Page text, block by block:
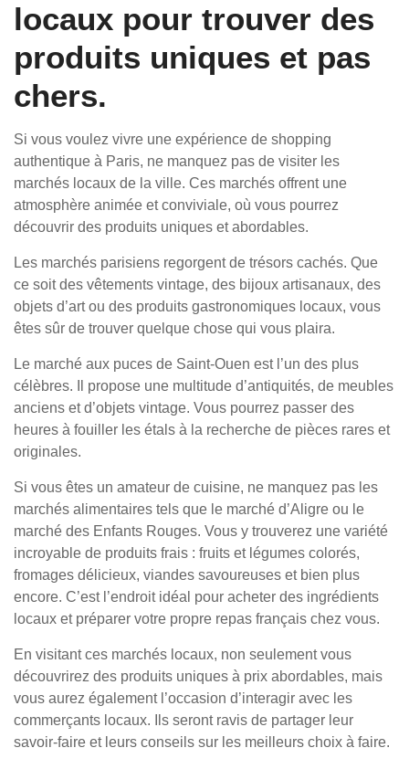
locaux pour trouver des
produits uniques et pas
chers.
Si vous voulez vivre une expérience de shopping
authentique à Paris, ne manquez pas de visiter les
marchés locaux de la ville. Ces marchés offrent une
atmosphère animée et conviviale, où vous pourrez
découvrir des produits uniques et abordables.
Les marchés parisiens regorgent de trésors cachés. Que
ce soit des vêtements vintage, des bijoux artisanaux, des
objets d’art ou des produits gastronomiques locaux, vous
êtes sûr de trouver quelque chose qui vous plaira.
Le marché aux puces de Saint-Ouen est l’un des plus
célèbres. Il propose une multitude d’antiquités, de meubles
anciens et d’objets vintage. Vous pourrez passer des
heures à fouiller les étals à la recherche de pièces rares et
originales.
Si vous êtes un amateur de cuisine, ne manquez pas les
marchés alimentaires tels que le marché d’Aligre ou le
marché des Enfants Rouges. Vous y trouverez une variété
incroyable de produits frais : fruits et légumes colorés,
fromages délicieux, viandes savoureuses et bien plus
encore. C’est l’endroit idéal pour acheter des ingrédients
locaux et préparer votre propre repas français chez vous.
En visitant ces marchés locaux, non seulement vous
découvrirez des produits uniques à prix abordables, mais
vous aurez également l’occasion d’interagir avec les
commerçants locaux. Ils seront ravis de partager leur
savoir-faire et leurs conseils sur les meilleurs choix à faire.